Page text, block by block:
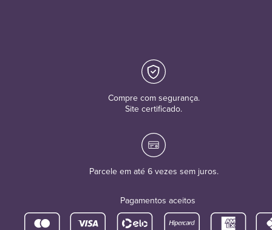
Compre com segurança.
Site certificado.
Parcele em até 6 vezes sem juros.
Pagamentos aceitos